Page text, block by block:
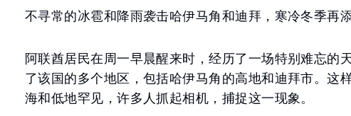
不寻常的冰雹和降雨袭击哈伊马角和迪拜，寒冷冬季再
阿联酋居民在周一早晨醒来时，经历了一场特别难忘的
了该国的多个地区，包括哈伊马角的高地和迪拜市。这
海和低地罕见，许多人抓起相机，捕捉这一现象。